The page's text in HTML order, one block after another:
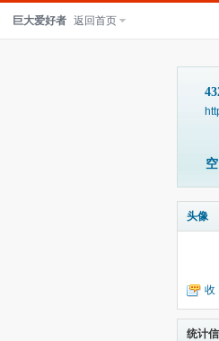
巨大爱好者 返回首页
头像
收
听TA
统计